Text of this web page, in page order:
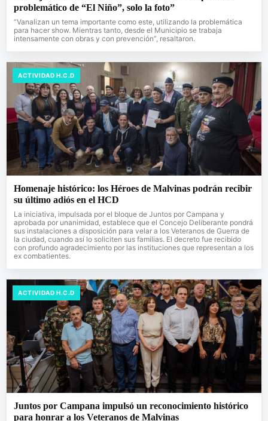
problemático de “El Niño”, solo la foto”
“Vanalizan un tema importante como este, utilizando la problemática
para hacer show. Mientras tanto, desde el Municipio se trabaja
intensamente con obras y con prevención”, resaltaron.
ACTIVIDAD H.C.D
Homenaje histórico: los Héroes de Malvinas podrán recibir
su último adiós en el HCD
La iniciativa, impulsada por el bloque de Juntos por Campana y
aprobada por unanimidad, establece que el Concejo Deliberante pondrá
sus instalaciones a disposición para velar a los Veteranos de Guerra de
la ciudad, cuando así lo soliciten sus familias. El decreto fue recibido
con profundo agradecimiento por las instituciones que representan a los
ex combatientes.
ACTIVIDAD H.C.D
Juntos por Campana impulsó un reconocimiento histórico
para honrar a los Veteranos de Malvinas